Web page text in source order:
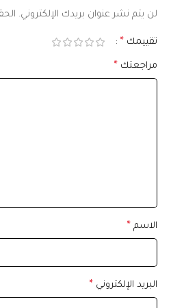
لن يتم نشر عنوان بريدك الإلكتروني.
تقييمك *
مراجعتك *
الاسم *
البريد الإلكتروني *